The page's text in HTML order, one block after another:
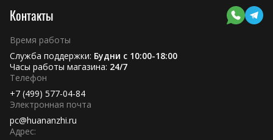
Контакты
Время работы
Служба поддержки: Будни с 10:00-18:00
Часы работы магазина: 24/7
Телефон
+7 (499) 577-04-84
Электронная почта
pc@huananzhi.ru
Адрес: